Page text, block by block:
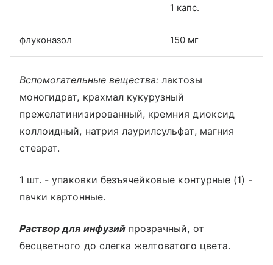
1 капс.
флуконазол 150 мг
Вспомогательные вещества:лактозы
моногидрат, крахмал кукурузный
прежелатинизированный, кремния диоксид
коллоидный, натрия лаурилсульфат, магния
стеарат.
1 шт. - упаковки безъячейковые контурные (1) -
пачки картонные.
Раствор для инфузийпрозрачный, от
бесцветного до слегка желтоватого цвета.